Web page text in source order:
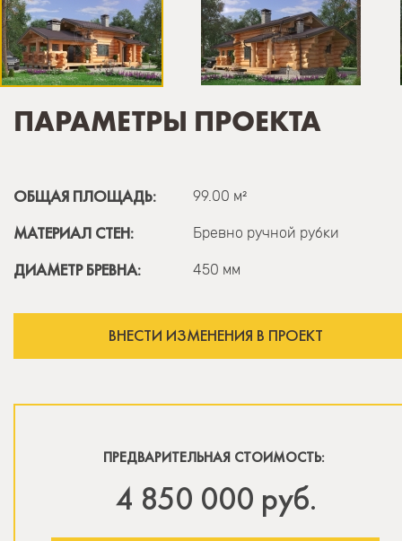
ПАРАМЕТРЫ ПРОЕКТА
ОБЩАЯ ПЛОЩАДЬ: 99.00 м²
МАТЕРИАЛ СТЕН: Бревно ручной рубки
ДИАМЕТР БРЕВНА: 450 мм
ВНЕСТИ ИЗМЕНЕНИЯ В ПРОЕКТ
ПРЕДВАРИТЕЛЬНАЯ СТОИМОСТЬ:
4 850 000 руб.